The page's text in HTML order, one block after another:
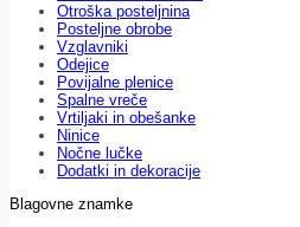
Otroška posteljnina
Posteljne obrobe
Vzglavniki
Odejice
Povijalne plenice
Spalne vreče
Vrtiljaki in obešanke
Ninice
Nočne lučke
Dodatki in dekoracije
Blagovne znamke